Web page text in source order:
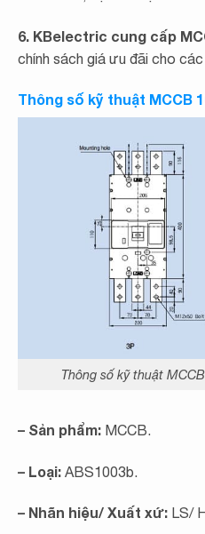
6. KBelectric cung cấp
chính sách giá ưu đãi cho
Thông số kỹ thuật MCCB
Thông số kỹ thuật
– Sản phẩm: MCCB.
– Loại: ABS1003b.
– Nhãn hiệu/ Xuất xứ: LS/